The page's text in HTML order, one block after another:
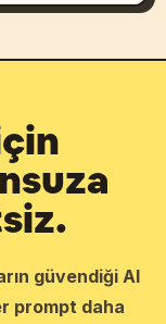
güvendiği AI
prompt daha